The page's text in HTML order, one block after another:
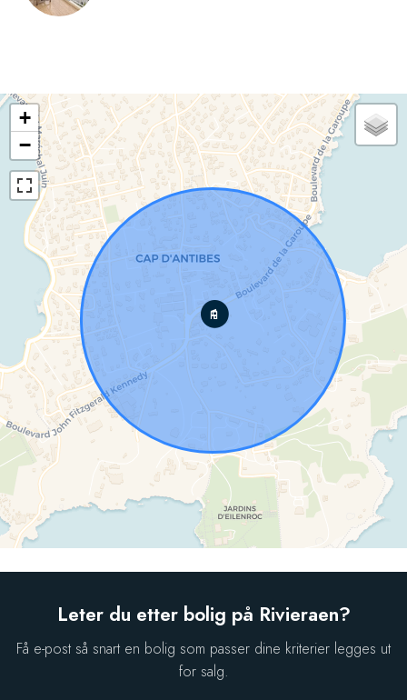
+
−
Leter du etter bolig på Rivieraen?
Få e-post så snart en bolig som passer dine kriterier legges ut
for salg.